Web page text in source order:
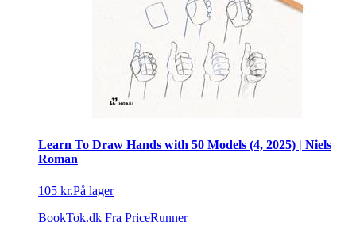
Learn To Draw Hands with 50 Models (4, 2025) | Niels
Roman
105 kr.På lager
BookTok.dk Fra PriceRunner